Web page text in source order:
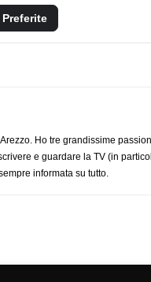
Preferite
Ho tre grandissime
e guardare la TV (in
informata su tutto.